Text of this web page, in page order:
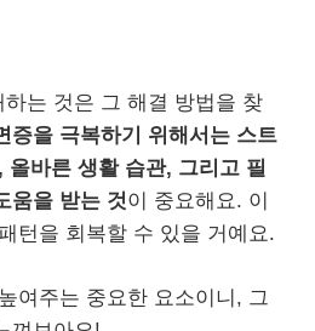
는 것은 그 해결 방법을 찾
증을 극복하기 위해서는 스트
올바른 생활 습관, 그리고 필
움을 받는 것이 중요해요. 이
턴을 회복할 수 있을 거예요.
여주는 중요한 요소이니, 그